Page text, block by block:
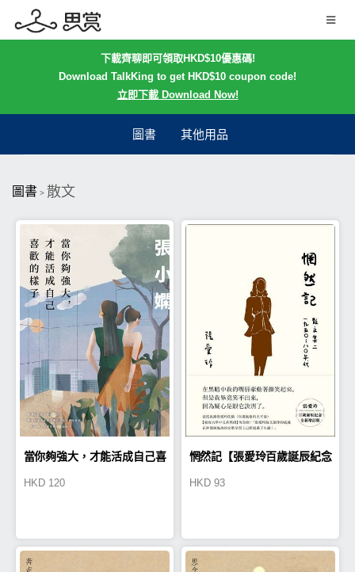
下載齊聊即可領取HKD$10優惠碼!
Download TalkKing to get HKD$10 coupon code!
立即下載 Download Now!
圖書 其他用品
圖書 > 散文
當你夠強大，才能活成自己喜
HKD 120
惘然記【張愛玲百歲誕辰紀念
HKD 93